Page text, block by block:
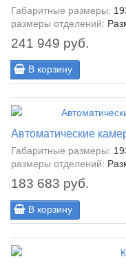
Габаритные размеры:
размеры отделений:
241 949 руб.
В корзину
Автоматические
Габаритные размеры:
размеры отделений:
183 683 руб.
В корзину